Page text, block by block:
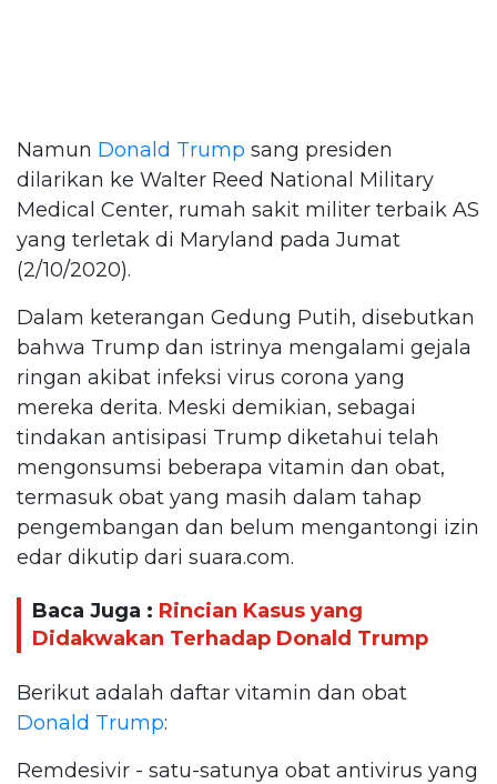
Namun Donald Trump sang presiden
dilarikan ke Walter Reed National Military
Medical Center, rumah sakit militer terbaik AS
yang terletak di Maryland pada Jumat
(2/10/2020).
Dalam keterangan Gedung Putih, disebutkan
bahwa Trump dan istrinya mengalami gejala
ringan akibat infeksi virus corona yang
mereka derita. Meski demikian, sebagai
tindakan antisipasi Trump diketahui telah
mengonsumsi beberapa vitamin dan obat,
termasuk obat yang masih dalam tahap
pengembangan dan belum mengantongi izin
edar dikutip dari suara.com.
Baca Juga : Rincian Kasus yang
Didakwakan Terhadap Donald Trump
Berikut adalah daftar vitamin dan obat
Donald Trump:
Remdesivir - satu-satunya obat antivirus yang